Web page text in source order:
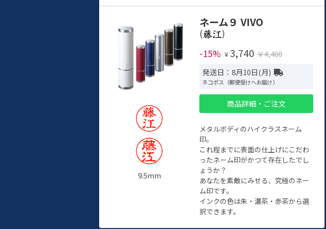
9.5mm
ネーム９ VIVO
(
)
-15% ￥ 3,740 ￥4,400
発送日：8月10日(月)
ネコポス（郵便受けへお届け）
商品詳細・ご注文
メタルボディのハイクラスネーム
印。
これ程までに表面の仕上げにこだわ
ったネーム印がかつて存在したでし
ょうか？
あなたを素敵にみせる、究極のネー
ム印です。
インクの色は朱・濃茶・赤茶から選
択できます。